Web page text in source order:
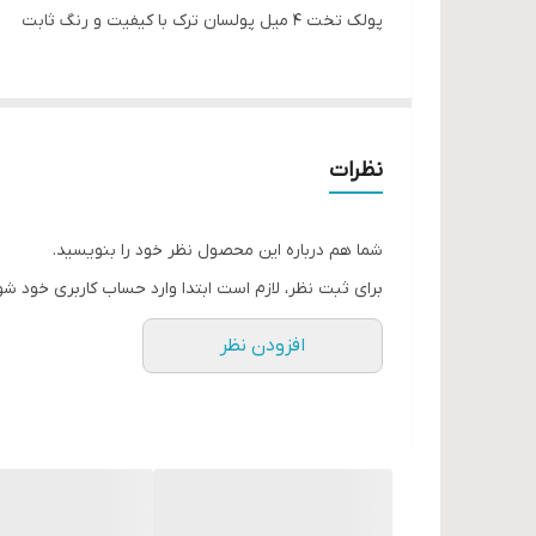
پولک تخت ۴ میل پولسان ترک با کیفیت و رنگ ثابت
نظرات
شما هم درباره این محصول نظر خود را بنویسید.
برای ثبت نظر، لازم است ابتدا وارد حساب کاربری خود
افزودن نظر